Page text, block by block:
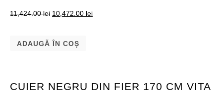
11,424.00lei 10,472.00 lei
ADAUGĂ ÎN COȘ
CUIER NEGRU DIN FIER 170 CM VITA